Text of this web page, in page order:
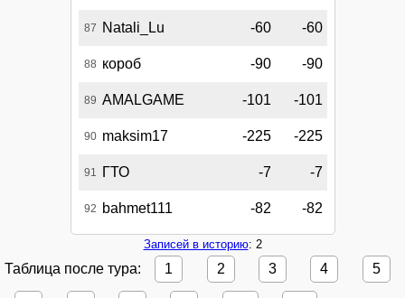
87 Natali_Lu -60 -60
88 короб -90 -90
89 AMALGAME -101 -101
90 maksim17 -225 -225
91 ГТО -7 -7
92 bahmet111 -82 -82
Записей в историю: 2
Таблица после тура: 1 2 3 4 5